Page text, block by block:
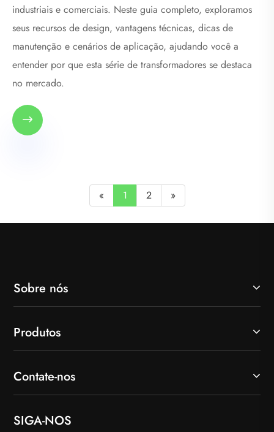
industriais e comerciais. Neste guia completo, exploramos
seus recursos de design, vantagens técnicas, dicas de
manutenção e cenários de aplicação, ajudando você a
entender por que esta série de transformadores se destaca
no mercado.

« 1 2 »
Sobre nós
Produtos
Contate-nos
SIGA-NOS